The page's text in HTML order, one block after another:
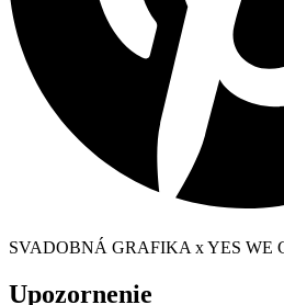
SVADOBNÁ GRAFIKA x YES WE
Upozornenie